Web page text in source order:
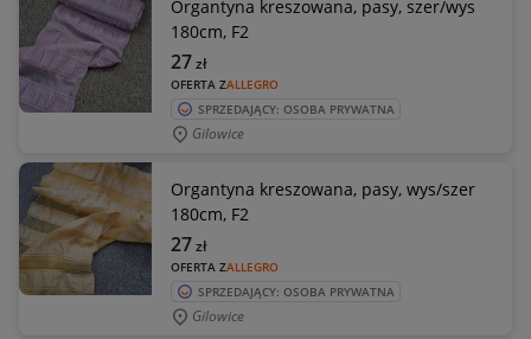
Organtyna kreszowana, pasy, szer/wys
180cm, F2
OFERTA ZALLEGRO
27zł
SPRZEDAJĄCY: OSOBA PRYWATNA
Gilowice
Organtyna kreszowana, pasy, wys/szer
180cm, F2
OFERTA ZALLEGRO
27zł
SPRZEDAJĄCY: OSOBA PRYWATNA
Gilowice